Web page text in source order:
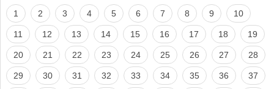
1 2 3 4 5 6 7 8 9 10
11 12 13 14 15 16 17 18 19
20 21 22 23 24 25 26 27 28
29 30 31 32 33 34 35 36 37